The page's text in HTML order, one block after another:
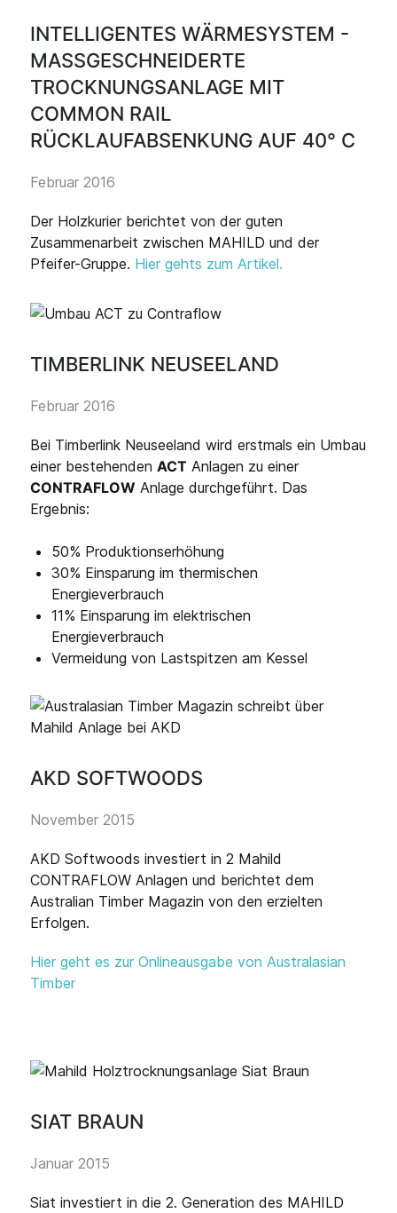
INTELLIGENTES WÄRMESYSTEM -
MASSGESCHNEIDERTE T
ROCKNUNGSANLAGE MIT C
OMMON RAIL R
ÜCKLAUFABSENKUNG AUF 40° C
Februar 2016
Der Holzkurier berichtet von der guten
Zusammenarbeit zwischen MAHILD und der
Pfeifer-Gruppe. Hier gehts zum Artikel.
TIMBERLINK NEUSEELAND
Februar 2016
Bei Timberlink Neuseeland wird erstmals ein Umbau
einer bestehenden ACT Anlagen zu einer
CONTRAFLOW Anlage durchgeführt. Das
Ergebnis:
50% Produktionserhöhung
30% Einsparung im thermischen
Energieverbrauch
11% Einsparung im elektrischen
Energieverbrauch
Vermeidung von Lastspitzen am Kessel
AKD SOFTWOODS
November 2015
AKD Softwoods investiert in 2 Mahild
CONTRAFLOW Anlagen und berichtet dem
Australian Timber Magazin von den erzielten
Erfolgen.
Hier geht es zur Onlineausgabe von Australasian
Timber
SIAT BRAUN
Januar 2015
Siat investiert in die 2. Generation des MAHILD